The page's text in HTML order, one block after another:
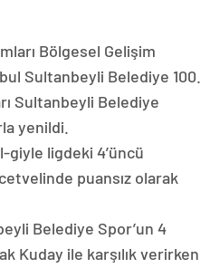
Bölgesel Gelişim
Sultanbeyli Belediye 100.
Sultanbeyli Belediye
yenildi.
giyle ligdeki 4’üncü
puansız olarak
Belediye Spor’un 4
Kuday ile karşılık verirken